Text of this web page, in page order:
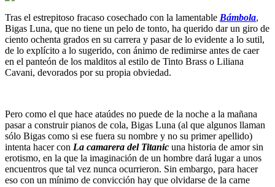
Tras el estrepitoso fracaso cosechado con la lamentable Bámbola,
Bigas Luna, que no tiene un pelo de tonto, ha querido dar un giro de
ciento ochenta grados en su carrera y pasar de lo evidente a lo sutil,
de lo explícito a lo sugerido, con ánimo de redimirse antes de caer
en el panteón de los malditos al estilo de Tinto Brass o Liliana
Cavani, devorados por su propia obviedad.
Pero como el que hace ataúdes no puede de la noche a la mañana
pasar a construir pianos de cola, Bigas Luna (al que algunos llaman
sólo Bigas como si ese fuera su nombre y no su primer apellido)
intenta hacer con La camarera del Titanic una historia de amor sin
erotismo, en la que la imaginación de un hombre dará lugar a unos
encuentros que tal vez nunca ocurrieron. Sin embargo, para hacer
eso con un mínimo de convicción hay que olvidarse de la carne